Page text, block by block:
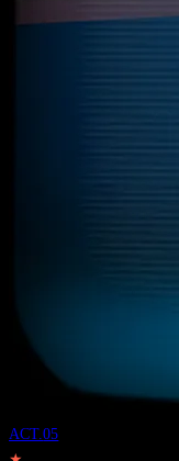
ACT.05